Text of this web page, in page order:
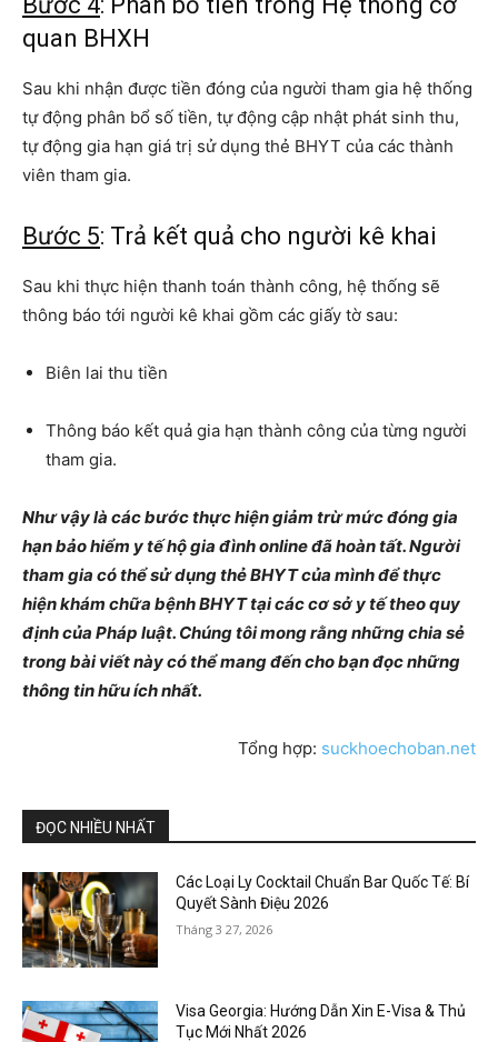
quan BHXH
Sau khi nhận được tiền đóng của người tham gia hệ thống
tự động phân bổ số tiền, tự động cập nhật phát sinh thu,
tự động gia hạn giá trị sử dụng thẻ BHYT của các thành
viên tham gia.
Bước 5: Trả kết quả cho người kê khai
Sau khi thực hiện thanh toán thành công, hệ thống sẽ
thông báo tới người kê khai gồm các giấy tờ sau:
Biên lai thu tiền
Thông báo kết quả gia hạn thành công của từng người
tham gia.
Như vậy là các bước thực hiện giảm trừ mức đóng gia
hạn bảo hiểm y tế hộ gia đình online đã hoàn tất. Người
tham gia có thể sử dụng thẻ BHYT của mình để thực
hiện khám chữa bệnh BHYT tại các cơ sở y tế theo quy
định của Pháp luật. Chúng tôi mong rằng những chia sẻ
trong bài viết này có thể mang đến cho bạn đọc những
thông tin hữu ích nhất.
Tổng hợp: suckhoechoban.net
ĐỌC NHIỀU NHẤT
Các Loại Ly Cocktail Chuẩn Bar Quốc Tế: Bí
Quyết Sành Điệu 2026
Tháng 3 27, 2026
Visa Georgia: Hướng Dẫn Xin E-Visa & Thủ
Tục Mới Nhất 2026